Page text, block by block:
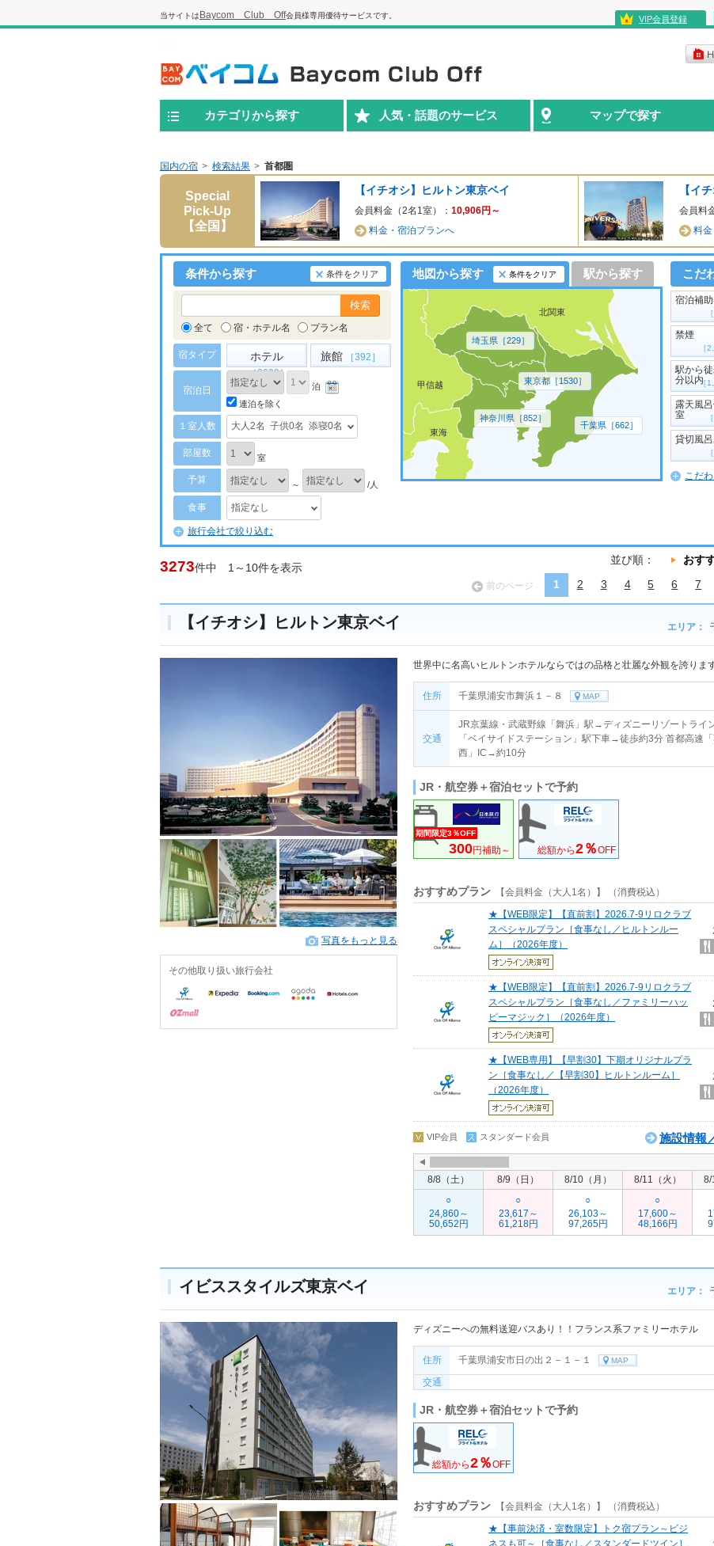
当サイトは Baycom Club Off会員様専用優待サービスです。 VIP会員登録
カテゴリから探す 人気・話題のサービス マップで探す
国内の宿 検索結果 首都圏
Special
Pick-Up
【全国】
【イチオシ】ヒルトン東京ベイ
会員料金（2名1室）： 10,906円～
料金・宿泊プランへ
会員料
料
条件から探す 条件をクリア
全て 宿・ホテル名 プラン名
宿タイプ ホテル
［2009］
旅館 ［392］
宿泊日
泊
連泊を除く
１室人数 大人2名 子供0名 添寝0名
部屋数 室
予算 ～ /人
食事 指定なし
旅行会社で絞り込む
地図から探す 条件をクリア 駅から探す
東京都［1530］
神奈川県［852］
埼玉県［229］
千葉県［662］
北関東
甲信越
東海
こだ
宿泊補
禁煙
［
駅から
分以内［
露天風
室
貸切風呂
こだ
3273件中 1～10件を表示
並び順： おす
前のページ 1 2 3 4 5 6 7
【イチオシ】ヒルトン東京ベイ エリア：
写真をもっと見る
その他取り扱い旅行会社
世界中に名高いヒルトンホテルならではの品格と壮麗な外観を誇りま
住所 千葉県浦安市舞浜１－８ MAP
交通
JR京葉線・武蔵野線「舞浜」駅→ディズニーリゾートライ
「ベイサイドステーション」駅下車→徒歩約3分 首都高速
西」IC→約10分
JR・航空券＋宿泊セットで予約
期間限定3％OFF
300円補助～ 総額から2％OFF
おすすめプラン 【会員料金（大人1名）】 （消費税込）
★【WEB限定】【直前割】2026.7-9リロクラブ
スペシャルプラン［食事なし／ヒルトンルー
ム］（2026年度）
★【WEB限定】【直前割】2026.7-9リロクラブ
スペシャルプラン［食事なし／ファミリーハッ
ピーマジック］（2026年度）
★【WEB専用】【早割30】下期オリジナルプラ
ン［食事なし／【早割30】ヒルトンルーム］
（2026年度）
VIP会員 スタンダード会員 施設情報
8/8（土） 8/9（日） 8/10（月） 8/11（火） 8/
○
24,860～
50,652円
○
23,617～
61,218円
○
26,103～
97,265円
○
17,600～
48,166円
イビススタイルズ東京ベイ エリア：
ディズニーへの無料送迎バスあり！！フランス系ファミリーホテル
住所 千葉県浦安市日の出２－１－１ MAP
交通
JR・航空券＋宿泊セットで予約
総額から2％OFF
おすすめプラン 【会員料金（大人1名）】 （消費税込）
★【事前決済・室数限定】トク宿プラン～ビジ